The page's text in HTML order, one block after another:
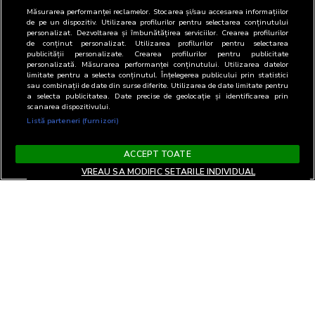
Măsurarea performanței reclamelor. Stocarea și/sau accesarea informațiilor
de pe un dispozitiv. Utilizarea profilurilor pentru selectarea conținutului
personalizat. Dezvoltarea și îmbunătățirea serviciilor. Crearea profilurilor
de conținut personalizat. Utilizarea profilurilor pentru selectarea
publicității personalizate. Crearea profilurilor pentru publicitate
personalizată. Măsurarea performanței conținutului. Utilizarea datelor
limitate pentru a selecta conținutul. Înțelegerea publicului prin statistici
sau combinații de date din surse diferite. Utilizarea de date limitate pentru
a selecta publicitatea. Date precise de geolocație și identificarea prin
scanarea dispozitivului.
Listă parteneri (furnizori)
ACCEPT TOATE
VREAU SA MODIFIC SETARILE INDIVIDUAL